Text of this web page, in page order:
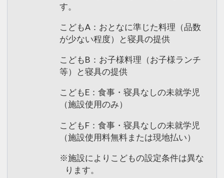
す。
こどもA：おとなに準じた料理（品数
が少ない程度）と寝具の提供
こどもB：お子様料理（お子様ランチ
等）と寝具の提供
こどもE：食事・寝具なしの未就学児
（施設使用のみ）
こどもF：食事・寝具なしの未就学児
（施設使用料無料または現地払い）
※施設によりこどもの設定条件は異な
ります。